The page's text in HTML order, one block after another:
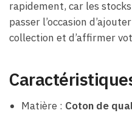
rapidement, car les
passer l’occasion
collection et d’affirmer
Matière : Coton de